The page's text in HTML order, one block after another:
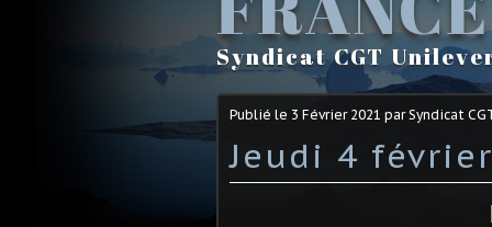
Syndicat CGT
Publié le 3 Février 2021 par Syndicat
Jeudi 4